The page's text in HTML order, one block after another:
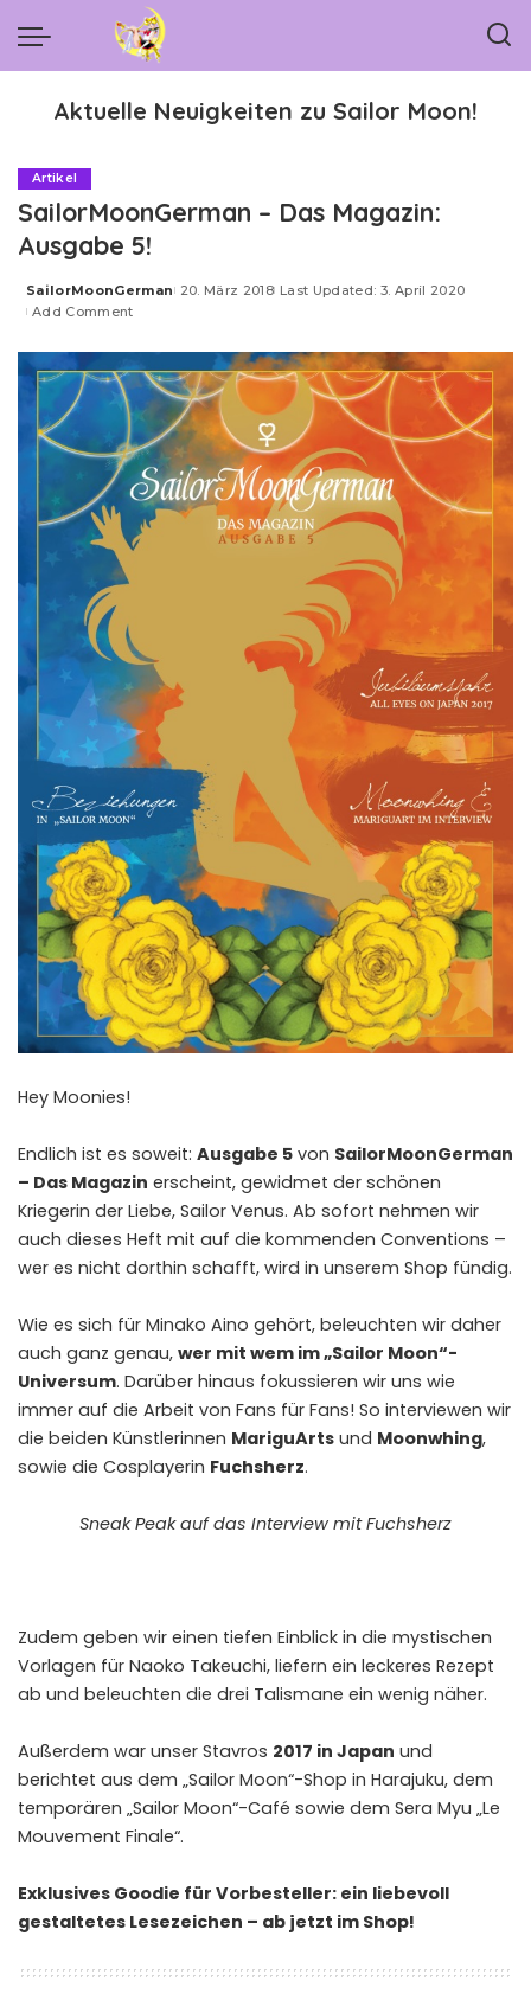
Aktuelle Neuigkeiten zu Sailor Moon!
Artikel
SailorMoonGerman – Das Magazin:
Ausgabe 5!
Posted
by
SailorMoonGerman 20. März 2018 Last Updated: 3. April 2020
Add Comment
Hey Moonies!
Endlich ist es soweit: Ausgabe 5 von SailorMoonGerman
– Das Magazin erscheint, gewidmet der schönen
Kriegerin der Liebe, Sailor Venus. Ab sofort nehmen wir
auch dieses Heft mit auf die kommenden Conventions –
wer es nicht dorthin schafft, wird in unserem Shop fündig.
Wie es sich für Minako Aino gehört, beleuchten wir daher
auch ganz genau, wer mit wem im „Sailor Moon“-
Universum. Darüber hinaus fokussieren wir uns wie
immer auf die Arbeit von Fans für Fans! So interviewen wir
die beiden Künstlerinnen MariguArts und Moonwhing,
sowie die Cosplayerin Fuchsherz.
Sneak Peak auf das Interview mit Fuchsherz
Zudem geben wir einen tiefen Einblick in die mystischen
Vorlagen für Naoko Takeuchi, liefern ein leckeres Rezept
ab und beleuchten die drei Talismane ein wenig näher.
Außerdem war unser Stavros 2017 in Japan und
berichtet aus dem „Sailor Moon“-Shop in Harajuku, dem
temporären „Sailor Moon“-Café sowie dem Sera Myu „Le
Mouvement Finale“.
Exklusives Goodie für Vorbesteller: ein liebevoll
gestaltetes Lesezeichen – ab jetzt im Shop!